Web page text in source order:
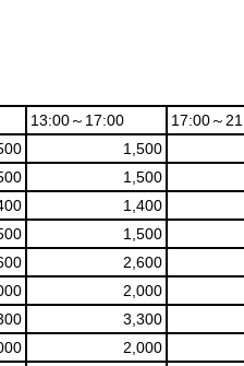
13:00～17:00 17:00～
1,500
1,500
1,400
1,500
2,600
2,000
3,300
2,000